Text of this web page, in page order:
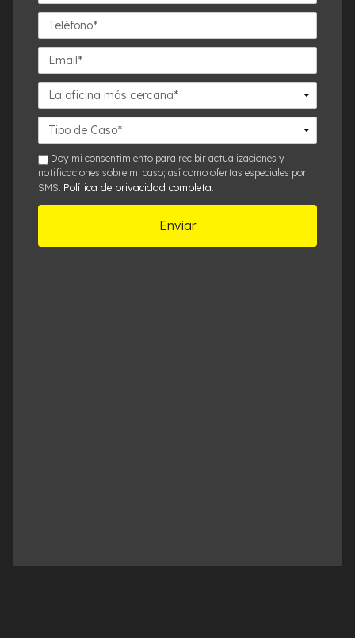
Teléfono*
Email*
La
oficina
más
cercana*
Detalles
del
Caso*
smsDoy mi consentimiento para recibir actualizaciones y
notificaciones sobre mi caso; así como ofertas especiales por
SMS. Política de privacidad completa.